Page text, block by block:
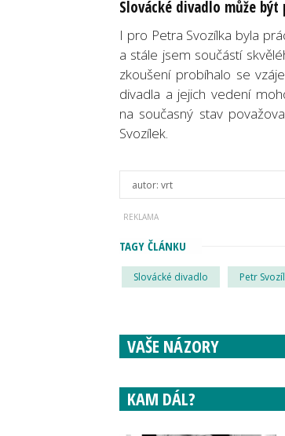
Slovácké divadlo může
I pro Petra Svozílka byla
a stále jsem součástí
zkoušení probíhalo se
divadla a jejich vedení
na současný stav
Svozílek.
autor: vrt
TAGY ČLÁNKU
Slovácké divadlo Petr
VAŠE NÁZORY
KAM DÁL?